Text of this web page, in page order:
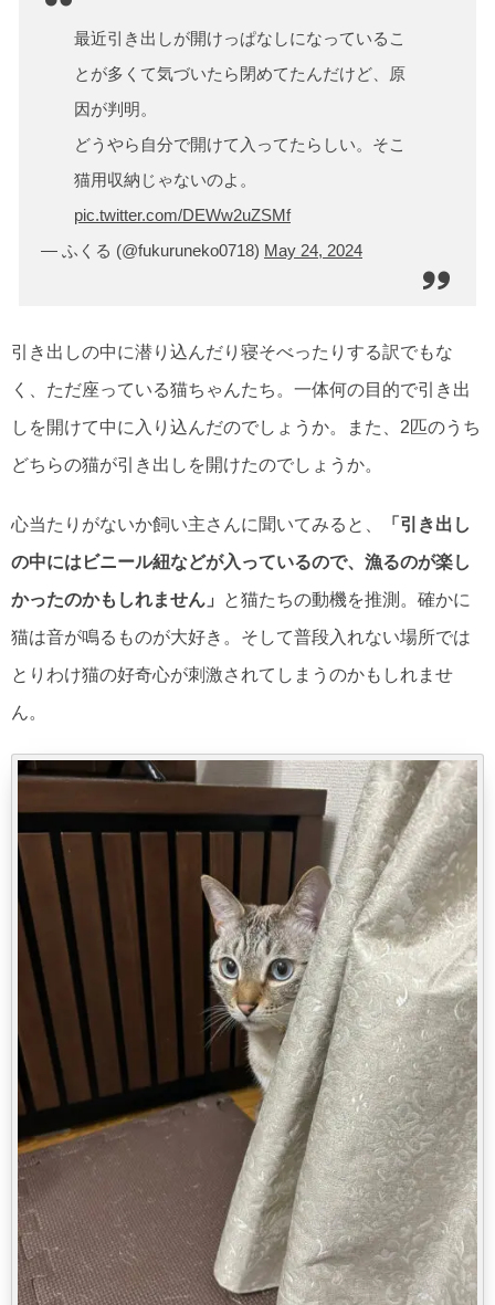
最近引き出しが開けっぱなしになっているこ
とが多くて気づいたら閉めてたんだけど、原
因が判明。
どうやら自分で開けて入ってたらしい。そこ
猫用収納じゃないのよ。
pic.twitter.com/DEWw2uZSMf
— ふくる (@fukuruneko0718) May 24, 2024
引き出しの中に潜り込んだり寝そべったりする訳でもな
く、ただ座っている猫ちゃんたち。一体何の目的で引き出
しを開けて中に入り込んだのでしょうか。また、2匹のうち
どちらの猫が引き出しを開けたのでしょうか。
心当たりがないか飼い主さんに聞いてみると、
「引き出し
の中にはビニール紐などが入っているので、漁るのが楽し
かったのかもしれません」
と猫たちの動機を推測。確かに
猫は音が鳴るものが大好き。そして普段入れない場所では
とりわけ猫の好奇心が刺激されてしまうのかもしれませ
ん。